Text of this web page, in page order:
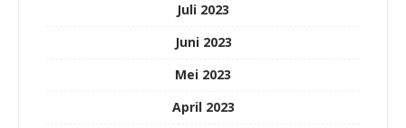
Juli 2023
Juni 2023
Mei 2023
April 2023